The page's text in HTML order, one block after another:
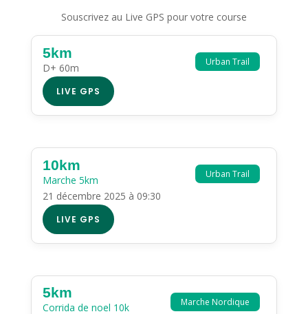
Souscrivez au Live GPS pour votre course
Urban Trail
5km
D+ 60m
LIVE GPS
Urban Trail
10km
Marche 5km
21 décembre 2025 à 09:30
LIVE GPS
Marche Nordique
5km
Corrida de noel 10k